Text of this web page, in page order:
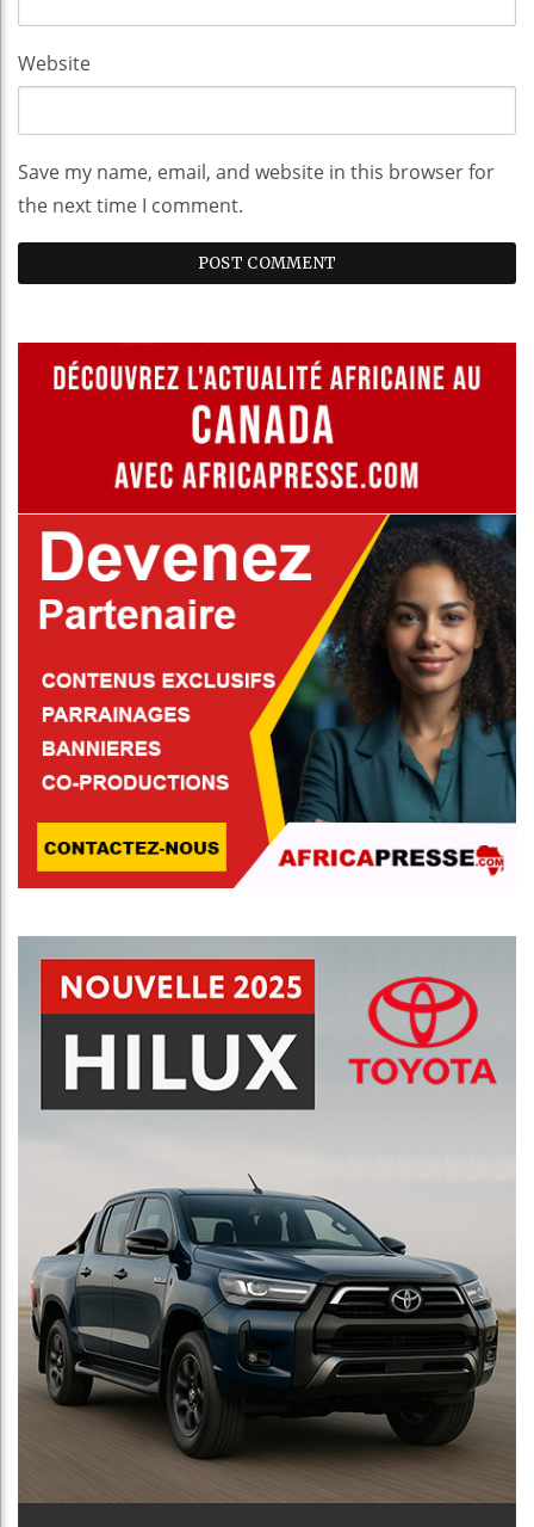
Website
Save my name, email, and website in this browser for
the next time I comment.